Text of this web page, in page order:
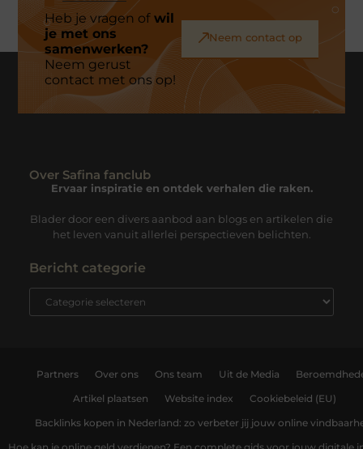
Heb je vragen ofwil
je met ons
samenwerken?
Neem gerust
contact met ons op!
Neem contact op
Over Safina fanclub
Ervaar inspiratie en ontdek verhalen die raken.
Blader door een divers aanbod aan blogs en artikelen die
het leven vanuit allerlei perspectieven belichten.
Bericht categorie
Partners Over ons Ons team Uit de Media
Artikel plaatsen Website index Cookiebeleid (EU)
Backlinks kopen in Nederland: zo verbeter jij jouw online